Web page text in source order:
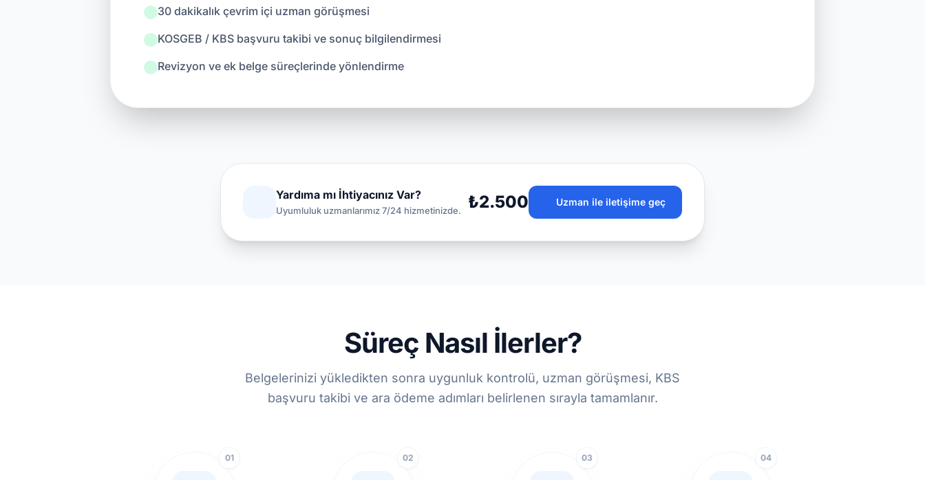
30 dakikalık çevrim içi uzman görüşmesi
KOSGEB / KBS başvuru takibi ve sonuç bilgilendirmesi
Revizyon ve ek belge süreçlerinde yönlendirme
Yardıma mı İhtiyacınız Var?
Uyumluluk uzmanlarımız 7/24 hizmetinizde. ₺2.500 Uzman ile iletişime geç
Süreç Nasıl İlerler?
Belgelerinizi yükledikten sonra uygunluk kontrolü, uzman görüşmesi, KBS
başvuru takibi ve ara ödeme adımları belirlenen sırayla tamamlanır.
01 02 03 04